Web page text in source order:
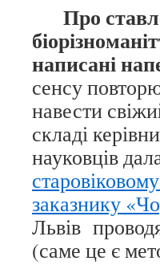
Про
написані
сенсу
навести
складі
науковців
заказнику
Львів
(саме це є